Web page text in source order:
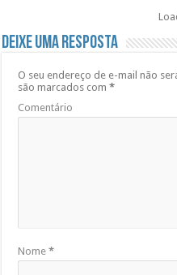
Deixe uma resposta
O seu endereço de e-mail não
são marcados com*
Comentário
Nome*